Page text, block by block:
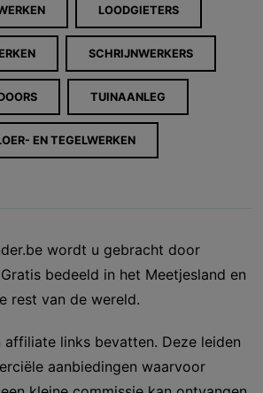
LOODGIETERS
SCHRIJNWERKERS
TUINAANLEG
EN TEGELWERKEN
wordt u gebracht door
bedeeld in het Meetjesland en
rest van de wereld.
affiliate links bevatten. Deze leiden
aanbiedingen waarvoor